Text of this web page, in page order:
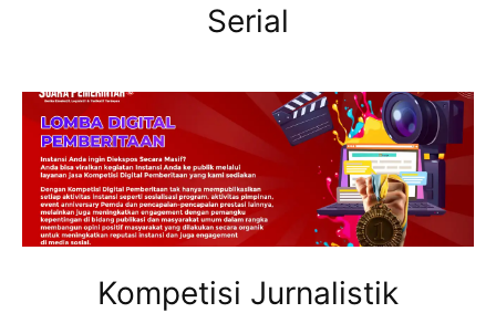
Serial
Kompetisi Jurnalistik